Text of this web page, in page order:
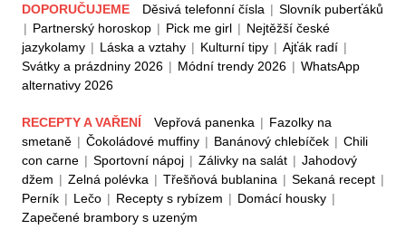
DOPORUČUJEME Děsivá telefonní čísla | Slovník puberťáků
| Partnerský horoskop | Pick me girl | Nejtěžší české
jazykolamy | Láska a vztahy | Kulturní tipy | Ajťák radí |
Svátky a prázdniny 2026 | Módní trendy 2026 | WhatsApp
alternativy 2026
RECEPTY A VAŘENÍ Vepřová panenka | Fazolky na
smetaně | Čokoládové muffiny | Banánový chlebíček | Chili
con carne | Sportovní nápoj | Zálivky na salát | Jahodový
džem | Zelná polévka | Třešňová bublanina | Sekaná recept |
Perník | Lečo | Recepty s rybízem | Domácí housky |
Zapečené brambory s uzeným